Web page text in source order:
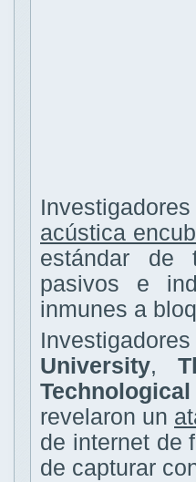
acústica
estándar de
pasivos e
inmunes a
University,
revelaron un
de internet de
de capturar